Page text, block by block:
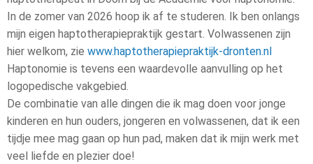
In de zomer van 2026 hoop ik af te studeren. Ik ben onlangs
mijn eigen haptotherapiepraktijk gestart. Volwassenen zijn
hier welkom, zie www.haptotherapiepraktijk-dronten.nl
Haptonomie is tevens een waardevolle aanvulling op het
logopedische vakgebied.
De combinatie van alle dingen die ik mag doen voor jonge
kinderen en hun ouders, jongeren en volwassenen, dat ik een
tijdje mee mag gaan op hun pad, maken dat ik mijn werk met
veel liefde en plezier doe!